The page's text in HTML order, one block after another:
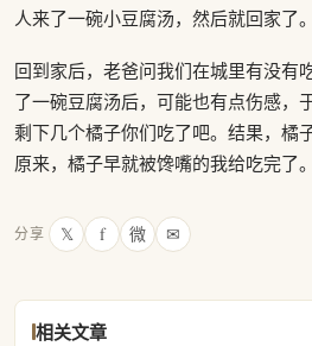
人来了一碗小豆腐汤，然后就回家了。
回到家后，老爸问我们在城里有没有
了一碗豆腐汤后，可能也有点伤感，
剩下几个橘子你们吃了吧。结果，橘
原来，橘子早就被馋嘴的我给吃完了。
分享 𝕏 f 微 ✉
相关文章